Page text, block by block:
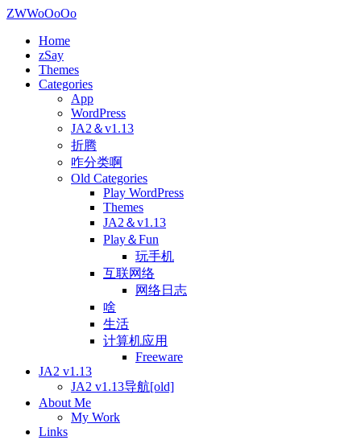
ZWWoOoOo
Home
zSay
Themes
Categories
App
WordPress
JA2＆v1.13
折腾
咋分类啊
Old Categories
Play WordPress
Themes
JA2＆v1.13
Play＆Fun
玩手机
互联网络
网络日志
啥
生活
计算机应用
Freeware
JA2 v1.13
JA2 v1.13导航[old]
About Me
My Work
Links